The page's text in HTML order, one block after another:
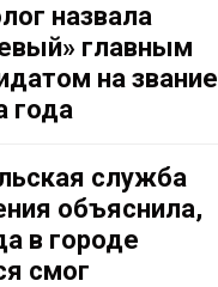
назвала
главным
на звание
года
служба
объяснила,
в городе
смог